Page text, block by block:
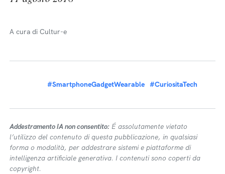
A cura di Cultur-e
#SmartphoneGadgetWearable #CuriositaTech
Addestramento IA non consentito: É assolutamente vietato
l’utilizzo del contenuto di questa pubblicazione, in qualsiasi
forma o modalità, per addestrare sistemi e piattaforme di
intelligenza artificiale generativa. I contenuti sono coperti da
copyright.